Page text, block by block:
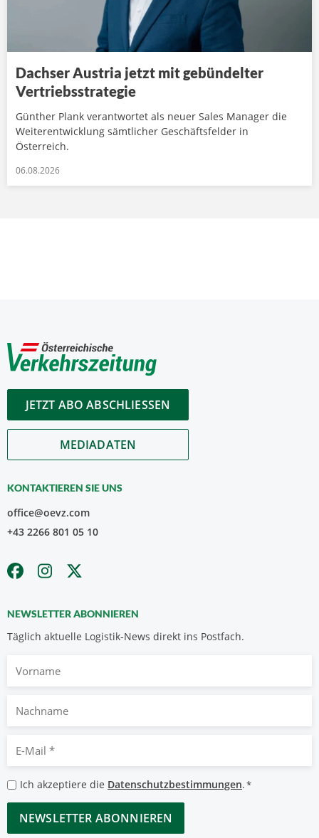
Dachser Austria jetzt mit gebündelter
Vertriebsstrategie
Günther Plank verantwortet als neuer Sales Manager die
Weiterentwicklung sämtlicher Geschäftsfelder in
Österreich.
06.08.2026
JETZT ABO ABSCHLIESSEN
MEDIADATEN
KONTAKTIEREN SIE UNS
office@oevz.com
+43 2266 801 05 10
NEWSLETTER ABONNIEREN
Täglich aktuelle Logistik-News direkt ins Postfach.
Nachname
Mail
*
Datenschutzbestimmungen
*
Ich akzeptiere die Datenschutzbestimmungen.*
CAPTCHA